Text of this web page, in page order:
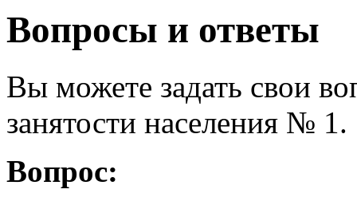
Вопросы и ответы
Вы можете задать свои
занятости населения № 1.
Вопрос: